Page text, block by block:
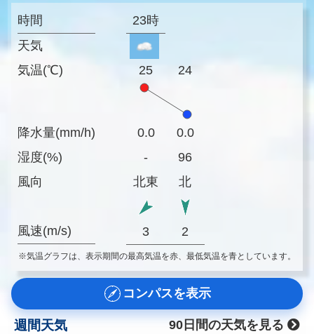
時間
天気
気温(℃)
降水量(mm/h)
湿度(%)
風向
風速(m/s)
23時
25 24
0.0
0.0
-
96
北東
北
3 2
※気温グラフは、表示期間の最高気温を赤、最低気温を青としています。
コンパスを表示
週間天気
90日間の天気を見る